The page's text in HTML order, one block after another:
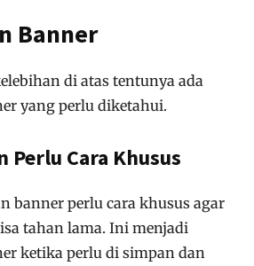
Banner
di atas tentunya ada
yang perlu diketahui.
Perlu Cara Khusus
banner perlu cara khusus agar
tahan lama. Ini menjadi
ketika perlu di simpan dan